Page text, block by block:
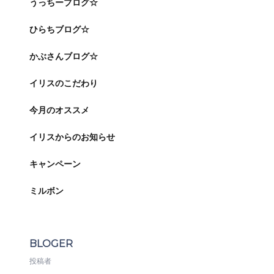
うっちーブログ☆
ひらちブログ☆
かぶさんブログ☆
イリスのこだわり
今月のオススメ
イリスからのお知らせ
キャンペーン
ミルボン
BLOGER
投稿者